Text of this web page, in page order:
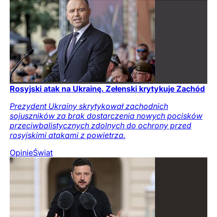
Rosyjski atak na Ukrainę. Zełenski krytykuje Zachód
Prezydent Ukrainy skrytykował zachodnich
sojuszników za brak dostarczenia nowych pocisków
przeciwbalistycznych zdolnych do ochrony przed
rosyjskimi atakami z powietrza.
OpinieŚwiat